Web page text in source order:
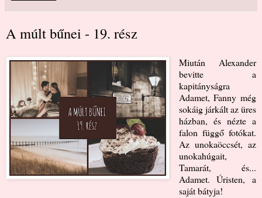
A múlt bűnei - 19. rész
Miután Alexander
bevitte a
kapitányságra
Adamet, Fanny még
sokáig járkált az üres
házban, és nézte a
falon függő fotókat.
Az unokaöccsét, az
unokahúgait,
Tamarát, és...
Adamet. Úristen, a
saját bátyja!